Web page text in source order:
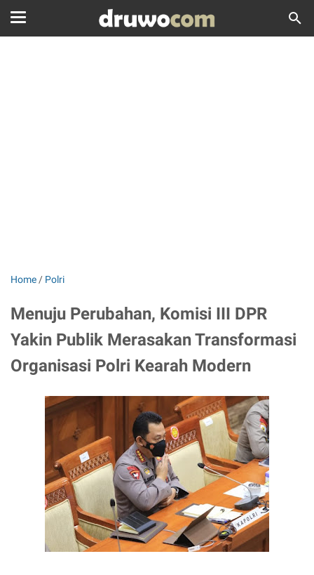
Home / Polri
Menuju Perubahan, Komisi III DPR
Yakin Publik Merasakan Transformasi
Organisasi Polri Kearah Modern